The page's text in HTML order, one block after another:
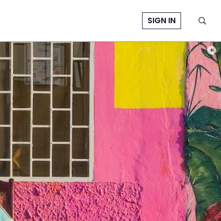
SIGN IN